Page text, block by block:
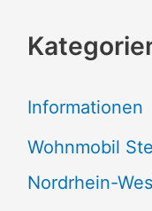
h
n
n
a
Informationen
Wohnmobil
Nordrhein-